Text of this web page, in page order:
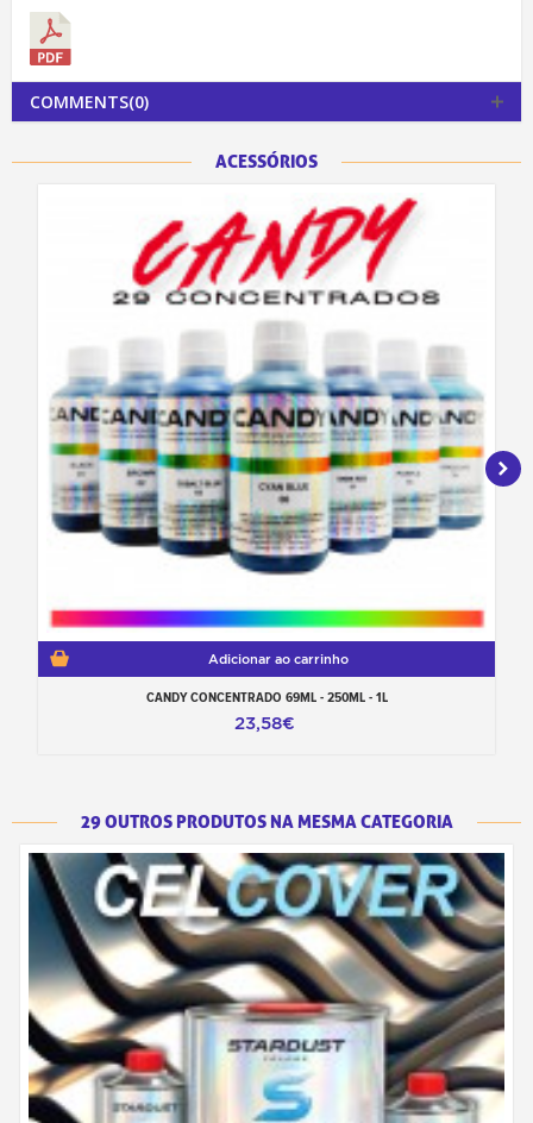
COMMENTS(0)
ACESSÓRIOS
Adicionar ao carrinho
CANDY CONCENTRADO 69ML - 250ML - 1L
23,58€
29 OUTROS PRODUTOS NA MESMA CATEGORIA